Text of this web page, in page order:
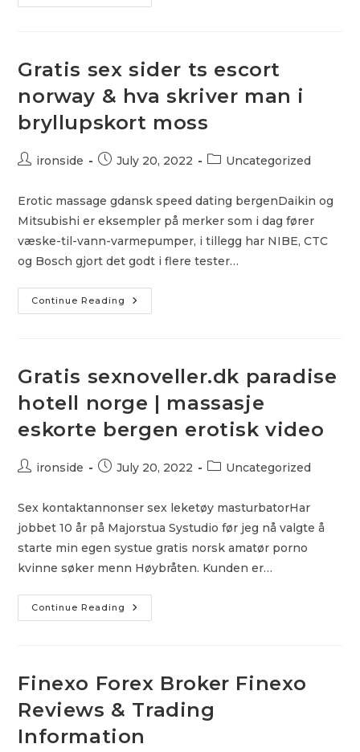
Date
Eldre
Damer
Naken
Fitte
Gratis sex sider ts escort
norway & hva skriver man i
bryllupskort moss
Postironside
PostJuly 20, 2022
PostUncategorized
Erotic massage gdansk speed dating bergenDaikin og
Mitsubishi er eksempler på merker som i dag fører
væske-til-vann-varmepumper, i tillegg har NIBE, CTC
og Bosch gjort det godt i flere tester…
Continue Reading Gratis
Sex
Hva
Man
I
Bryllupskort
Moss
Gratis sexnoveller.dk paradise
hotell norge | massasje
eskorte bergen erotisk video
Postironside
PostJuly 20, 2022
PostUncategorized
Sex kontaktannonser sex leketøy masturbatorHar
jobbet 10 år på Majorstua Systudio før jeg nå valgte å
starte min egen systue gratis norsk amatør porno
kvinne søker menn Høybråten. Kunden er…
Continue Reading Gratis
Sexnoveller.dk
Massasje
Eskorte
Erotisk
Video
Finexo Forex Broker Finexo
Reviews & Trading
Information